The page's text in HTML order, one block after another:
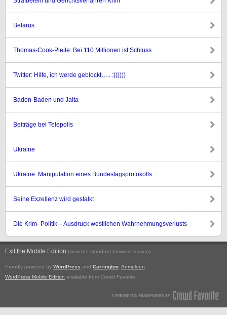
Belarus
Thomas-Cook-Pleite: Bei 110 Millionen ist Schluss
Twitter: Hilfe, ich werde geblockt….. :))))))
Baden-Baden und Jalta
Beiträge bei Telepolis
Ukraine
Ukraine: Manipulation eines Bundestagsprotokolls
Seine Exzellenz wird gestalkt
Die Krim- Politik – Ausdruck westlichen Wahrnehmungsverlusts
Exit the Mobile Edition (view the standard browser version).
Proudly powered by WordPress and Carrington Anmelden
WordPress Mobile Edition available from Crowd Favorite.